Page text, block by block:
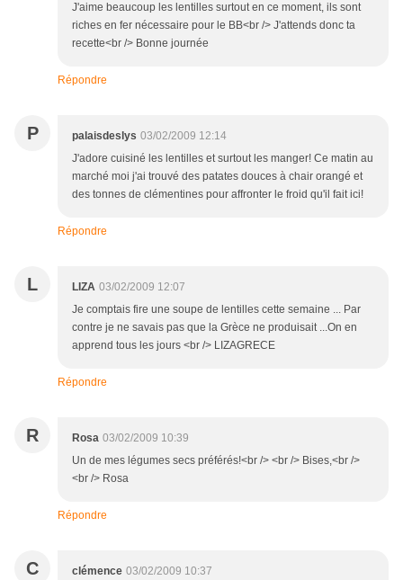
J'aime beaucoup les lentilles surtout en ce moment, ils sont
riches en fer nécessaire pour le BB<br /> J'attends donc ta
recette<br /> Bonne journée
Répondre
P palaisdeslys 03/02/2009 12:14
J'adore cuisiné les lentilles et surtout les manger! Ce matin au
marché moi j'ai trouvé des patates douces à chair orangé et
des tonnes de clémentines pour affronter le froid qu'il fait ici!
Répondre
L LIZA 03/02/2009 12:07
Je comptais fire une soupe de lentilles cette semaine ... Par
contre je ne savais pas que la Grèce ne produisait ...On en
apprend tous les jours <br /> LIZAGRECE
Répondre
R Rosa 03/02/2009 10:39
Un de mes légumes secs préférés!<br /> <br /> Bises,<br />
<br /> Rosa
Répondre
C clémence 03/02/2009 10:37